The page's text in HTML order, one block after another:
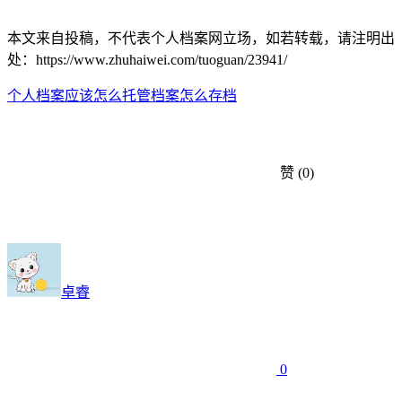
本文来自投稿，不代表个人档案网立场，如若转载，请注明出
处：https://www.zhuhaiwei.com/tuoguan/23941/
个人档案应该怎么托管档案怎么存档
赞 (0)
卓睿
0